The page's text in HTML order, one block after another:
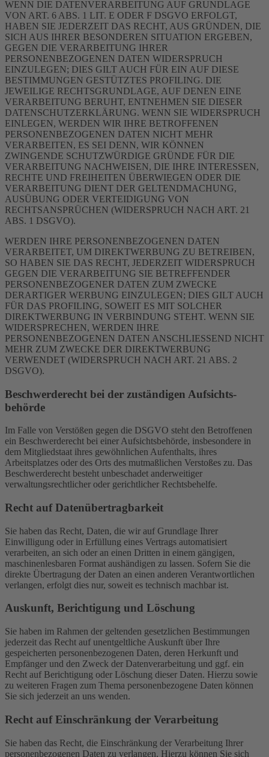
WENN DIE DATENVERARBEITUNG AUF GRUNDLAGE
VON ART. 6 ABS. 1 LIT. E ODER F DSGVO ERFOLGT,
HABEN SIE JEDERZEIT DAS RECHT, AUS GRÜNDEN, DIE
SICH AUS IHRER BESONDEREN SITUATION ERGEBEN,
GEGEN DIE VERARBEITUNG IHRER
PERSONENBEZOGENEN DATEN WIDERSPRUCH
EINZULEGEN; DIES GILT AUCH FÜR EIN AUF DIESE
BESTIMMUNGEN GESTÜTZTES PROFILING. DIE
JEWEILIGE RECHTSGRUNDLAGE, AUF DENEN EINE
VERARBEITUNG BERUHT, ENTNEHMEN SIE DIESER
DATENSCHUTZERKLÄRUNG. WENN SIE WIDERSPRUCH
EINLEGEN, WERDEN WIR IHRE BETROFFENEN
PERSONENBEZOGENEN DATEN NICHT MEHR
VERARBEITEN, ES SEI DENN, WIR KÖNNEN
ZWINGENDE SCHUTZWÜRDIGE GRÜNDE FÜR DIE
VERARBEITUNG NACHWEISEN, DIE IHRE INTERESSEN,
RECHTE UND FREIHEITEN ÜBERWIEGEN ODER DIE
VERARBEITUNG DIENT DER GELTENDMACHUNG,
AUSÜBUNG ODER VERTEIDIGUNG VON
RECHTSANSPRÜCHEN (WIDERSPRUCH NACH ART. 21
ABS. 1 DSGVO).
WERDEN IHRE PERSONENBEZOGENEN DATEN
VERARBEITET, UM DIREKTWERBUNG ZU BETREIBEN,
SO HABEN SIE DAS RECHT, JEDERZEIT WIDERSPRUCH
GEGEN DIE VERARBEITUNG SIE BETREFFENDER
PERSONENBEZOGENER DATEN ZUM ZWECKE
DERARTIGER WERBUNG EINZULEGEN; DIES GILT AUCH
FÜR DAS PROFILING, SOWEIT ES MIT SOLCHER
DIREKTWERBUNG IN VERBINDUNG STEHT. WENN SIE
WIDERSPRECHEN, WERDEN IHRE
PERSONENBEZOGENEN DATEN ANSCHLIESSEND NICHT
MEHR ZUM ZWECKE DER DIREKTWERBUNG
VERWENDET (WIDERSPRUCH NACH ART. 21 ABS. 2
DSGVO).
Beschwerde­recht bei der zuständigen Aufsichts­
behörde
Im Falle von Verstößen gegen die DSGVO steht den Betroffenen
ein Beschwerderecht bei einer Aufsichtsbehörde, insbesondere in
dem Mitgliedstaat ihres gewöhnlichen Aufenthalts, ihres
Arbeitsplatzes oder des Orts des mutmaßlichen Verstoßes zu. Das
Beschwerderecht besteht unbeschadet anderweitiger
verwaltungsrechtlicher oder gerichtlicher Rechtsbehelfe.
Recht auf Daten­übertrag­barkeit
Sie haben das Recht, Daten, die wir auf Grundlage Ihrer
Einwilligung oder in Erfüllung eines Vertrags automatisiert
verarbeiten, an sich oder an einen Dritten in einem gängigen,
maschinenlesbaren Format aushändigen zu lassen. Sofern Sie die
direkte Übertragung der Daten an einen anderen Verantwortlichen
verlangen, erfolgt dies nur, soweit es technisch machbar ist.
Auskunft, Berichtigung und Löschung
Sie haben im Rahmen der geltenden gesetzlichen Bestimmungen
jederzeit das Recht auf unentgeltliche Auskunft über Ihre
gespeicherten personenbezogenen Daten, deren Herkunft und
Empfänger und den Zweck der Datenverarbeitung und ggf. ein
Recht auf Berichtigung oder Löschung dieser Daten. Hierzu sowie
zu weiteren Fragen zum Thema personenbezogene Daten können
Sie sich jederzeit an uns wenden.
Recht auf Einschränkung der Verarbeitung
Sie haben das Recht, die Einschränkung der Verarbeitung Ihrer
personenbezogenen Daten zu verlangen. Hierzu können Sie sich